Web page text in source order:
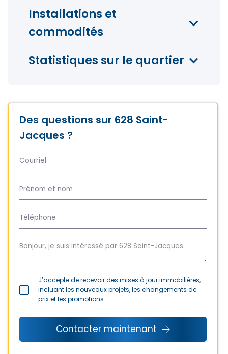
Installations et
commodités
Statistiques sur le quartier
Des questions sur 628 Saint-
Jacques ?
J’accepte de recevoir des mises à jour immobilières,
incluant les nouveaux projets, les changements de
prix et les promotions.
Contacter maintenant